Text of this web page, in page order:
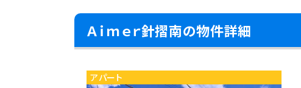
Ａｉｍｅｒ針摺南の物件詳細
アパート